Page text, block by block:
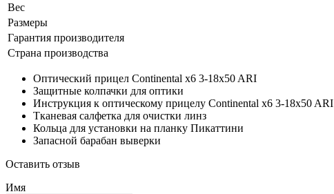
Вес
Размеры
Гарантия производителя
Страна производства
Оптический прицел Continental x6 3-18x50 ARI
Защитные колпачки для оптики
Инструкция к оптическому прицелу Continental x6 3-18x50 ARI
Тканевая салфетка для очистки линз
Кольца для установки на планку Пикаттини
Запасной барабан выверки
Оставить отзыв
Имя